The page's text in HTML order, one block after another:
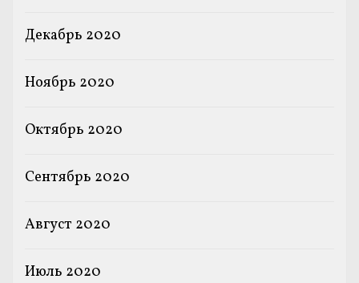
Декабрь 2020
Ноябрь 2020
Октябрь 2020
Сентябрь 2020
Август 2020
Июль 2020